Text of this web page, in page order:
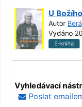
U
Autor
Vydáno
E-kniha
Vyhledávací
Poslat